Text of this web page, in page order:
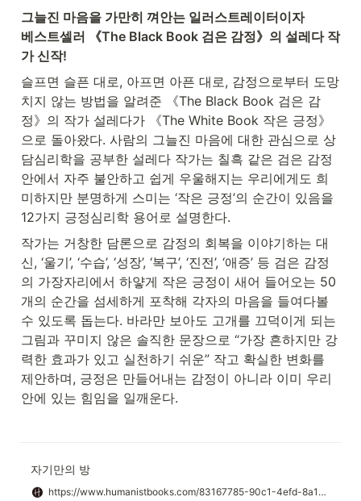
그늘진 마음을 가만히 껴안는 일러스트레이터이자
베스트셀러 《The Black Book 검은 감정》의 설레다 작
가 신작!
슬프면 슬픈 대로, 아프면 아픈 대로, 감정으로부터 도망
치지 않는 방법을 알려준 《The Black Book 검은 감
정》의 작가 설레다가 《The White Book 작은 긍정》
으로 돌아왔다. 사람의 그늘진 마음에 대한 관심으로 상
담심리학을 공부한 설레다 작가는 칠흑 같은 검은 감정
안에서 자주 불안하고 쉽게 우울해지는 우리에게도 희
미하지만 분명하게 스미는 ‘작은 긍정’의 순간이 있음을
12가지 긍정심리학 용어로 설명한다.
작가는 거창한 담론으로 감정의 회복을 이야기하는 대
신, ‘울기’, ‘수습’, ‘성장’, ‘복구’, ‘진전’, ‘애증’ 등 검은 감정
의 가장자리에서 하얗게 작은 긍정이 새어 들어오는 50
개의 순간을 섬세하게 포착해 각자의 마음을 들여다볼
수 있도록 돕는다. 바라만 보아도 고개를 끄덕이게 되는
그림과 꾸미지 않은 솔직한 문장으로 “가장 흔하지만 강
력한 효과가 있고 실천하기 쉬운” 작고 확실한 변화를
제안하며, 긍정은 만들어내는 감정이 아니라 이미 우리
안에 있는 힘임을 일깨운다.
자기만의 방
https://www.humanistbooks.com/83167785-90c1-4efd-8a12-c50b715cae8d